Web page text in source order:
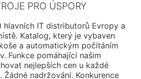
PRO ÚSPORY
hlavních IT distributorů Evropy a
Katalog, který je vybaven
a automatickým počítáním
Funkce pomáhající našim
nejlepších cen u každé
Žádné nadržování. Konkurence